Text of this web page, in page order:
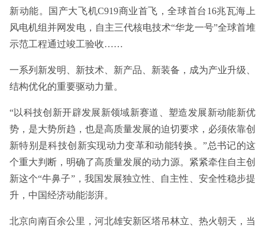
新动能。国产大飞机C919商业首飞，全球首台16兆瓦海上
风电机组并网发电，自主三代核电技术“华龙一号”全球首堆
示范工程通过竣工验收……
一系列新发明、新技术、新产品、新装备，成为产业升级、
结构优化的重要驱动力量。
“以科技创新开辟发展新领域新赛道、塑造发展新动能新优
势，是大势所趋，也是高质量发展的迫切要求，必须依靠创
新特别是科技创新实现动力变革和动能转换。”总书记的这
个重大判断，明确了高质量发展的动力源。紧紧牵住自主创
新这个“牛鼻子”，我国发展独立性、自主性、安全性稳步提
升，中国经济动能澎湃。
北京向南百余公里，河北雄安新区塔吊林立、热火朝天，当